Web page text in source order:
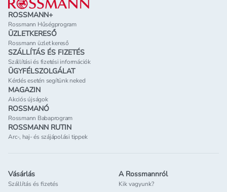
ROSSMANN+
Rossmann Hűségprogram
ÜZLETKERESŐ
Rossmann üzlet kereső
SZÁLLÍTÁS ÉS FIZETÉS
Szállítási és fizetési információk
ÜGYFÉLSZOLGÁLAT
Kérdés esetén segítünk neked
MAGAZIN
Akciós újságok
ROSSMANÓ
Rossmann Babaprogram
ROSSMANN RUTIN
Arc-, haj- és szájápolási tippek
Vásárlás
Szállítás és fizetés
A Rossmannról
Kik vagyunk?